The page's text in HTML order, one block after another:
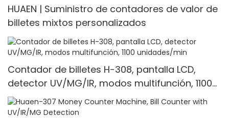
HUAEN | Suministro de contadores de valor de
billetes mixtos personalizados
Contador de billetes H-308, pantalla LCD,
detector UV/MG/IR, modos multifunción, 1100
unidades/min